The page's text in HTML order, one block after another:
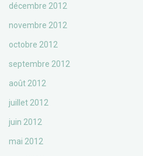
décembre 2012
novembre 2012
octobre 2012
septembre 2012
août 2012
juillet 2012
juin 2012
mai 2012